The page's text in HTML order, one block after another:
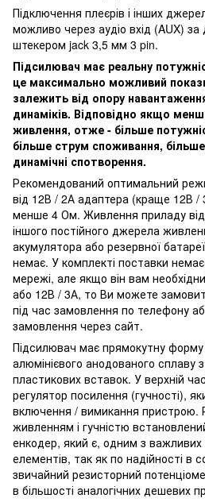
Підключення плеєрів і інших
можливо через аудіо вхід (AUX)
штекером jack 3,5 мм 3 pin.
Підсилювач має реальну
це максимально можливий
залежить від опору
динаміків. Відповідно якщо
живлення, отже - більше
більше струм споживання,
динамічні спотворення.
Рекомендований оптимальний
від 12В / 2А адаптера (краще 12В /
менше 4 Ом. Живлення приладу від
іншого постійного джерела
акумулятора або резервної
немає. У комплекті поставки
мережі, але якщо він вам
або 12В / 3А, то Ви можете
під час замовлення по телефону
замовлення через сайт.
Підсилювач має прямокутну форму
алюмінієвого анодованого сплаву
пластикових вставок. У верхній
регулятор посилення (гучності),
включення / вимикання пристрою.
живленням і гучністю
енкодер, який є, одним з важливих
елементів, так як по надійності в
звичайний резисторний
в більшості аналогічних дешевих